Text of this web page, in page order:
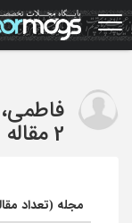
Skip
to
main
2 مقاله
مجله (تعداد